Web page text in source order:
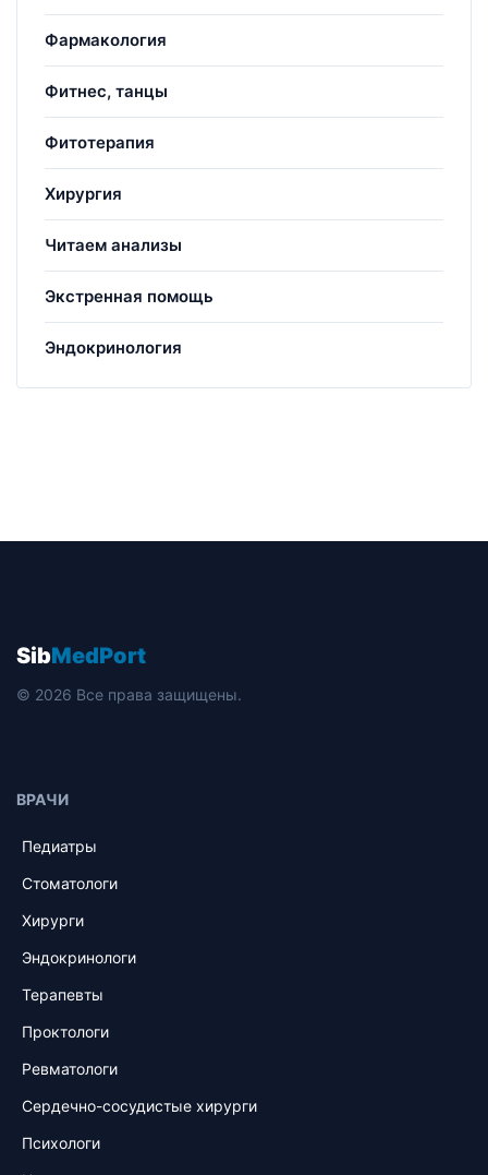
Фармакология
Фитнес, танцы
Фитотерапия
Хирургия
Читаем анализы
Экстренная помощь
Эндокринология
SibMedPort
© 2026 Все права защищены.
ВРАЧИ
Педиатры
Стоматологи
Хирурги
Эндокринологи
Терапевты
Проктологи
Ревматологи
Сердечно-сосудистые хирурги
Психологи